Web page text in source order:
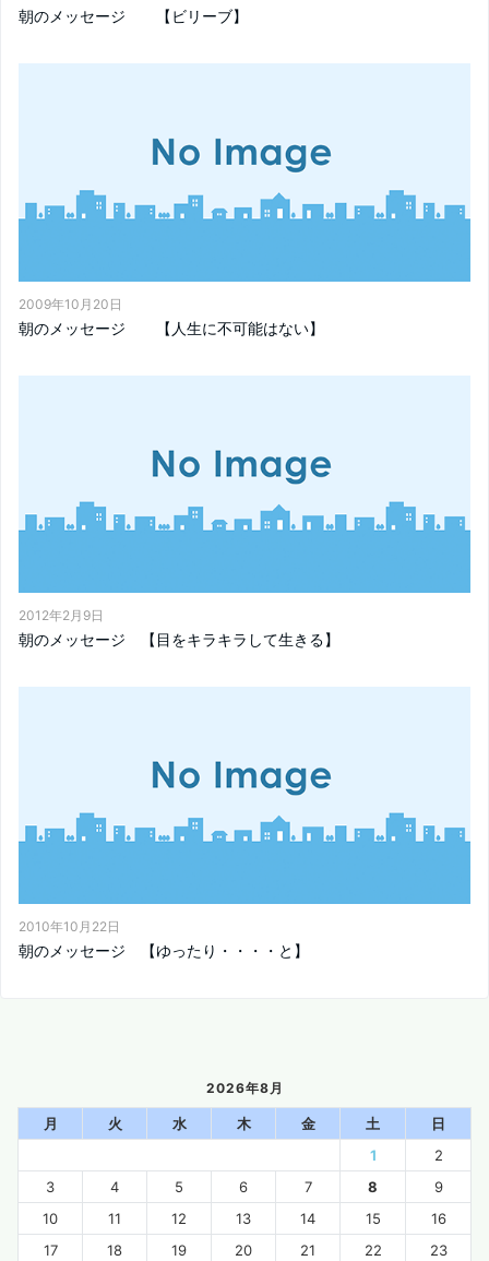
朝のメッセージ 【ビリーブ】
2009年10月20日
朝のメッセージ 【人生に不可能はない】
2012年2月9日
朝のメッセージ 【目をキラキラして生きる】
2010年10月22日
朝のメッセージ 【ゆったり・・・・と】
2026年8月
月 火 水 木 金 土
日
1
2
3
4 5 6 7 8
9
10
11 12 13 14 15
16
17
18 19 20 21 22
23